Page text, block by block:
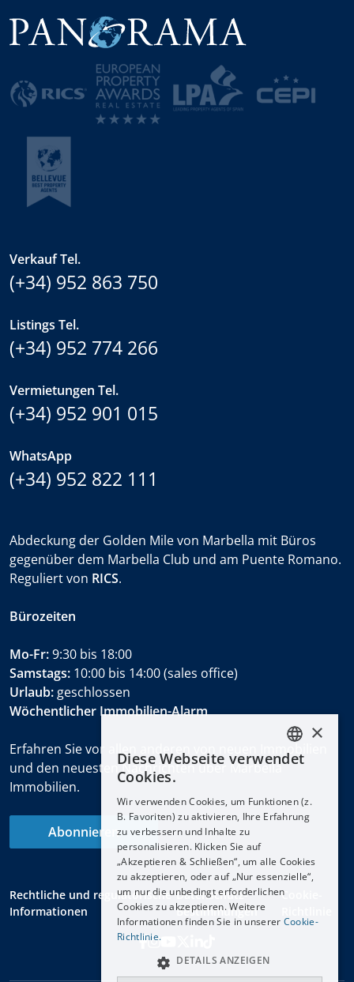
Verkauf Tel.
(+34) 952 863 750
Listings Tel.
(+34) 952 774 266
Vermietungen Tel.
(+34) 952 901 015
WhatsApp
(+34) 952 822 111
Abdeckung der Golden Mile von Marbella mit Büros
gegenüber dem Marbella Club und am Puente Romano.
Reguliert von RICS.
Bürozeiten
Mo-Fr:9:30 bis 18:00
Samstags: 10:00 bis 14:00 (sales office)
Urlaub: geschlossen
Wöchentlicher Immobilien-Alarm
Erfahren Sie vor allen anderen von neuen Immobilien
und den neuesten Nachrichten über Marbella
Immobilien.
Abonnieren
Rechtliche und regulatorische
Informationen
Datenschutz-
Bestimmungen
Cookie-
ENGLISH
DEUTSCH
NEDERLANDS
×
Diese Webseite verwendet
Cookies.
Wir verwenden Cookies, um Funktionen (z.
B. Favoriten) zu aktivieren, Ihre Erfahrung
zu verbessern und Inhalte zu
personalisieren. Klicken Sie auf
„Akzeptieren & Schließen“, um alle Cookies
zu akzeptieren, oder auf „Nur essenzielle“,
um nur die unbedingt erforderlichen
Cookies zu akzeptieren. Weitere
Informationen finden Sie in unserer Cookie-
Richtlinie.
DETAILS ANZEIGEN